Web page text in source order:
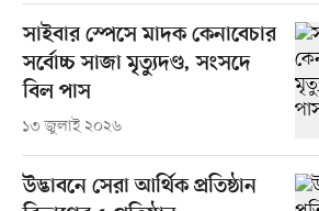
সাইবার স্পেসে মাদক কেনাবেচার
সর্বোচ্চ সাজা মৃত্যুদণ্ড, সংসদে
বিল পাস
১৩ জুলাই ২০২৬
উদ্ভাবনে সেরা আর্থিক প্রতিষ্ঠান